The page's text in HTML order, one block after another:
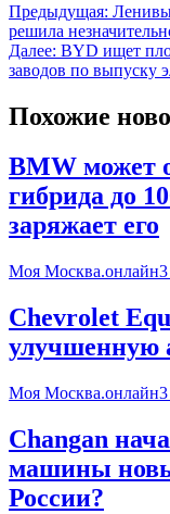
Предыдущая:
решила
Далее: BYD ищет
заводов по выпуску
Похожие
BMW может
гибрида до
заряжает его
Моя Москва.онлайн
Chevrolet
улучшенную
Моя Москва.онлайн
Changan
машины
России?